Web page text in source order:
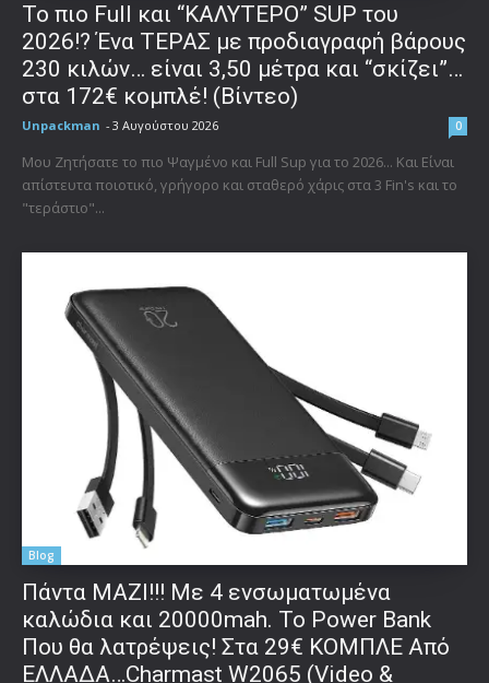
To πιο Full και “ΚΑΛΥΤΕΡΟ” SUP του
2026!? Ένα ΤΕΡΑΣ με προδιαγραφή βάρους
230 κιλών… είναι 3,50 μέτρα και “σκίζει”…
στα 172€ κομπλέ! (Βίντεο)
Unpackman - 3 Αυγούστου 2026 0
Μου Ζητήσατε το πιο Ψαγμένο και Full Sup για το 2026... Και Είναι
απίστευτα ποιοτικό, γρήγορο και σταθερό χάρις στα 3 Fin's και το
"τεράστιο"...
Blog
Πάντα ΜΑΖΙ!!! Με 4 ενσωματωμένα
καλώδια και 20000mah. Το Power Bank
Που θα λατρέψεις! Στα 29€ ΚΟΜΠΛΕ Από
ΕΛΛΑΔΑ…Charmast W2065 (Video &